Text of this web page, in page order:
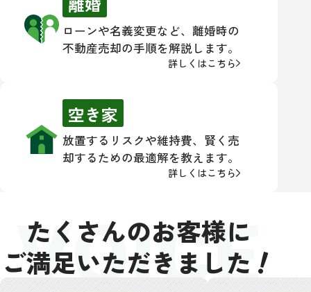
ローンや名義変更など、離婚時の
不動産売却の手順を解説します。
詳しくはこちら
空き家
放置するリスクや維持費、賢く売
却するための最適解を教えます。
詳しくはこちら
たくさんのお客様に
ご満足いただきました！
VOICE